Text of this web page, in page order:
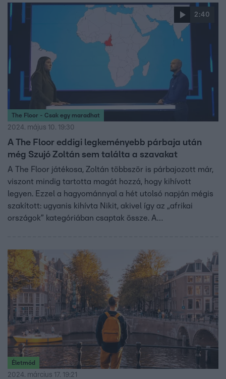
2:40
The Floor - Csak egy maradhat
2024. május 10. 19:30
A The Floor eddigi legkeményebb párbaja után
még Szujó Zoltán sem találta a szavakat
A The Floor játékosa, Zoltán többször is párbajozott már,
viszont mindig tartotta magát hozzá, hogy kihívott
legyen. Ezzel a hagyománnyal a hét utolsó napján mégis
szakított: ugyanis kihívta Nikit, akivel így az „afrikai
országok” kategóriában csaptak össze. A
mindenre tudták a választ.
Életmód
2024. március 17. 19:21